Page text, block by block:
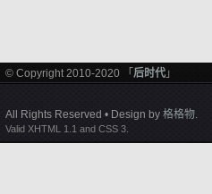
© Copyright 2010-2020 「 后时代 」
All Rights Reserved • Design by 格格物.
Valid XHTML 1.1 and CSS 3.